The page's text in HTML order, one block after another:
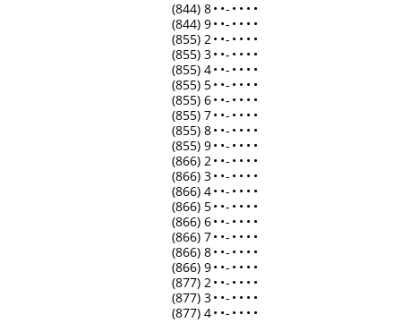
(844) 8• •- • • • •
(844) 9• •- • • • •
(855) 2• •- • • • •
(855) 3• •- • • • •
(855) 4• •- • • • •
(855) 5• •- • • • •
(855) 6• •- • • • •
(855) 7• •- • • • •
(855) 8• •- • • • •
(855) 9• •- • • • •
(866) 2• •- • • • •
(866) 3• •- • • • •
(866) 4• •- • • • •
(866) 5• •- • • • •
(866) 6• •- • • • •
(866) 7• •- • • • •
(866) 8• •- • • • •
(866) 9• •- • • • •
(877) 2• •- • • • •
(877) 3• •- • • • •
(877) 4• •- • • • •